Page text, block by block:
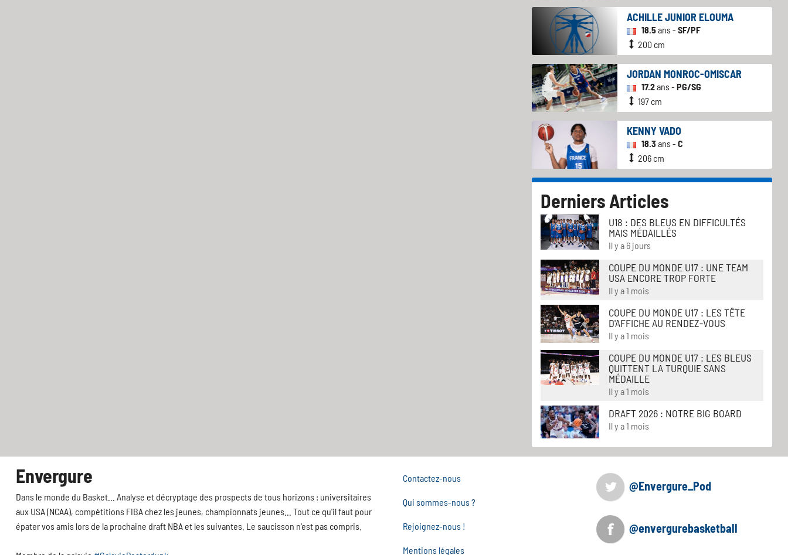
ACHILLE JUNIOR ELOUMA
18.5ans -SF/PF
200 cm
JORDAN MONROC-OMISCAR
17.2ans -PG/SG
197 cm
KENNY VADO
18.3ans -C
206 cm
Derniers Articles
U18 : DES BLEUS EN DIFFICULTÉS
MAIS MÉDAILLÉS
Il y a 6 jours
COUPE DU MONDE U17 : UNE TEAM
USA ENCORE TROP FORTE
Il y a 1 mois
COUPE DU MONDE U17 : LES TÊTE
D'AFFICHE AU RENDEZ-VOUS
Il y a 1 mois
COUPE DU MONDE U17 : LES BLEUS
QUITTENT LA TURQUIE SANS
MÉDAILLE
Il y a 1 mois
DRAFT 2026 : NOTRE BIG BOARD
Il y a 1 mois
Envergure
Dans le monde du Basket... Analyse et décryptage des prospects de tous horizons : universitaires
aux USA (NCAA), compétitions FIBA chez les jeunes, championnats jeunes... Tout ce qu'il faut pour
épater vos amis lors de la prochaine draft NBA et les suivantes. Le saucisson n'est pas compris.
Contactez-nous
Qui sommes-nous ?
Rejoignez-nous !
Mentions légales
@Envergure_Pod
@envergurebasketball